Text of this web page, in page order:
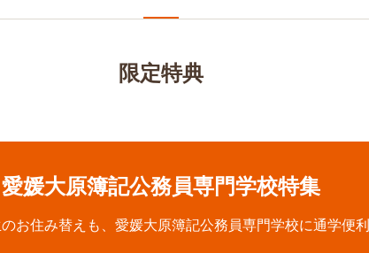
限定特典
愛媛大原簿記公務員専門学校特集
お住み替えも、愛媛大原簿記公務員専門学校に通学便